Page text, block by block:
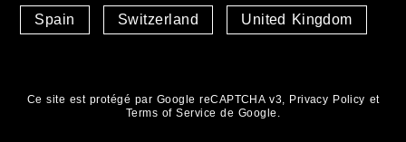
Spain Switzerland United Kingdom
Ce site est protégé par Google reCAPTCHA v3, Privacy Policy et
Terms of Service de Google.